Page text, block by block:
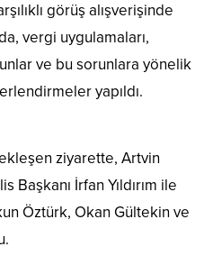
görüş alışverişinde
vergi uygulamaları,
ve bu sorunlara yönelik
yapıldı.
ziyarette, Artvin
Başkanı İrfan Yıldırım ile
Öztürk, Okan Gültekin ve